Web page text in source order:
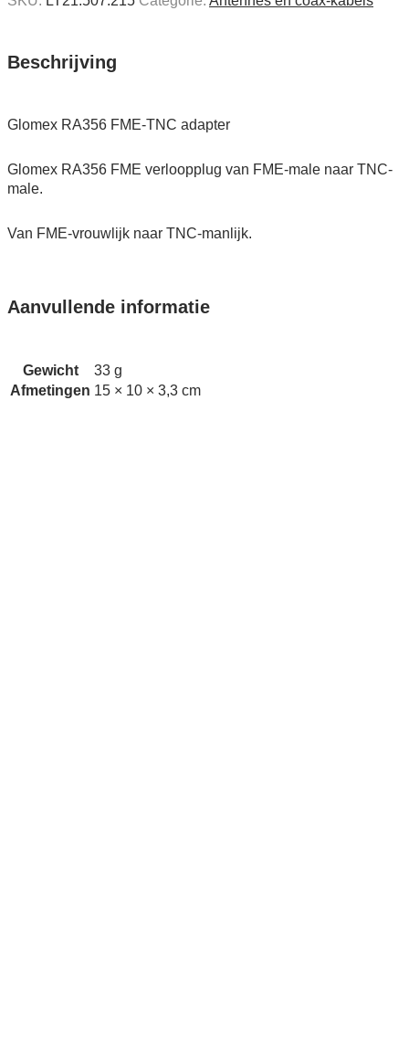
TNC
Beschrijving
Glomex RA356 FME-TNC adapter
Glomex RA356 FME verloopplug van FME-male naar TNC-
male.
Van FME-vrouwlijk naar TNC-manlijk.
Aanvullende informatie
Gewicht
33 g
Afmetingen 15 × 10 × 3,3 cm